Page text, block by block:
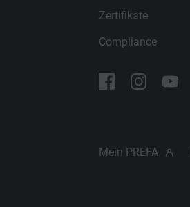
Zertifikate
Compliance
Mein PREFA